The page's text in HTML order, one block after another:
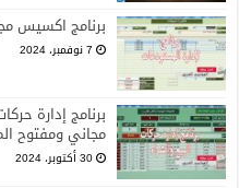
برنامج اكسيس
7 نوفمبر، 2024
مجاني ومفتوح
30 أكتوبر، 2024